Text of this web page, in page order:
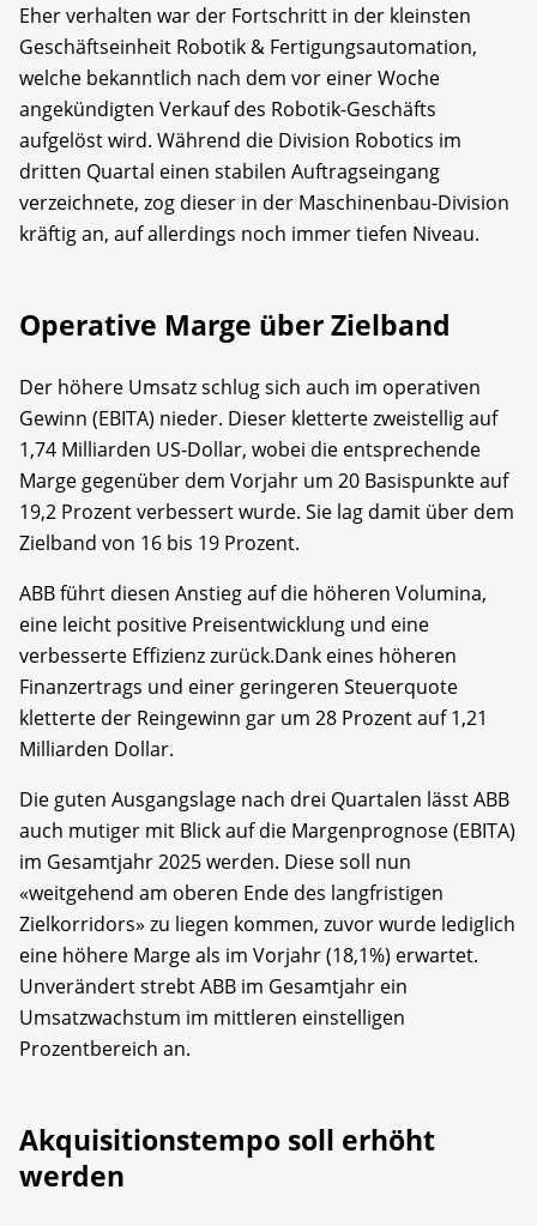
Eher verhalten war der Fortschritt in der kleinsten
Geschäftseinheit Robotik & Fertigungsautomation,
welche bekanntlich nach dem vor einer Woche
angekündigten Verkauf des Robotik-Geschäfts
aufgelöst wird. Während die Division Robotics im
dritten Quartal einen stabilen Auftragseingang
verzeichnete, zog dieser in der Maschinenbau-Division
kräftig an, auf allerdings noch immer tiefen Niveau.
Operative Marge über Zielband
Der höhere Umsatz schlug sich auch im operativen
Gewinn (EBITA) nieder. Dieser kletterte zweistellig auf
1,74 Milliarden US-Dollar, wobei die entsprechende
Marge gegenüber dem Vorjahr um 20 Basispunkte auf
19,2 Prozent verbessert wurde. Sie lag damit über dem
Zielband von 16 bis 19 Prozent.
ABB führt diesen Anstieg auf die höheren Volumina,
eine leicht positive Preisentwicklung und eine
verbesserte Effizienz zurück.Dank eines höheren
Finanzertrags und einer geringeren Steuerquote
kletterte der Reingewinn gar um 28 Prozent auf 1,21
Milliarden Dollar.
Die guten Ausgangslage nach drei Quartalen lässt ABB
auch mutiger mit Blick auf die Margenprognose (EBITA)
im Gesamtjahr 2025 werden. Diese soll nun
«weitgehend am oberen Ende des langfristigen
Zielkorridors» zu liegen kommen, zuvor wurde lediglich
eine höhere Marge als im Vorjahr (18,1%) erwartet.
Unverändert strebt ABB im Gesamtjahr ein
Umsatzwachstum im mittleren einstelligen
Prozentbereich an.
Akquisitionstempo soll erhöht
werden